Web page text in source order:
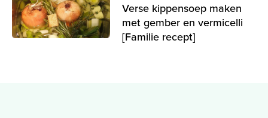
Verse kippensoep maken
met gember en vermicelli
[Familie recept]